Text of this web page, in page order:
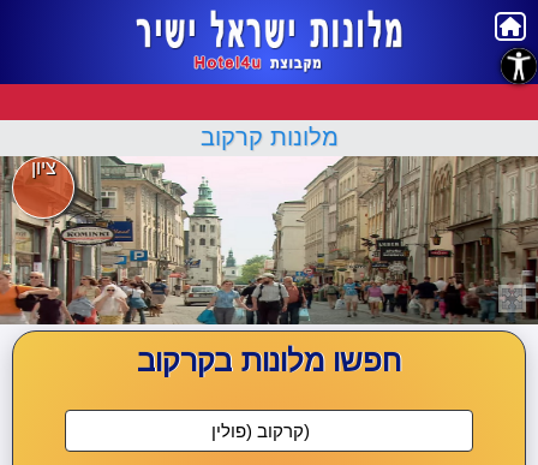
מלונות קרקוב
ציון
חפשו מלונות בקרקוב
נגישות